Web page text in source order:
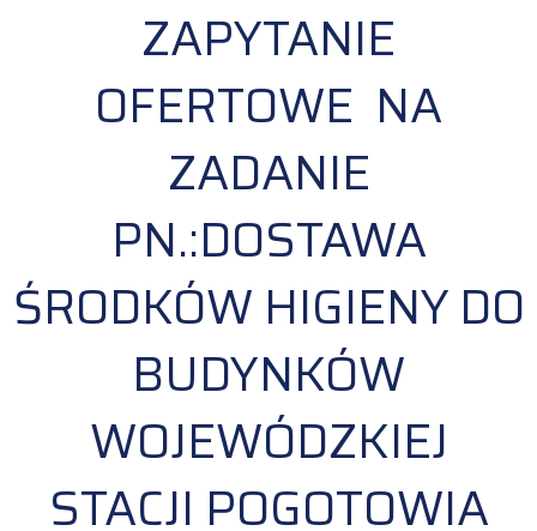
ZAPYTANIE
OFERTOWE NA
ZADANIE
PN.:DOSTAWA
ŚRODKÓW HIGIENY DO
BUDYNKÓW
WOJEWÓDZKIEJ
STACJI POGOTOWIA